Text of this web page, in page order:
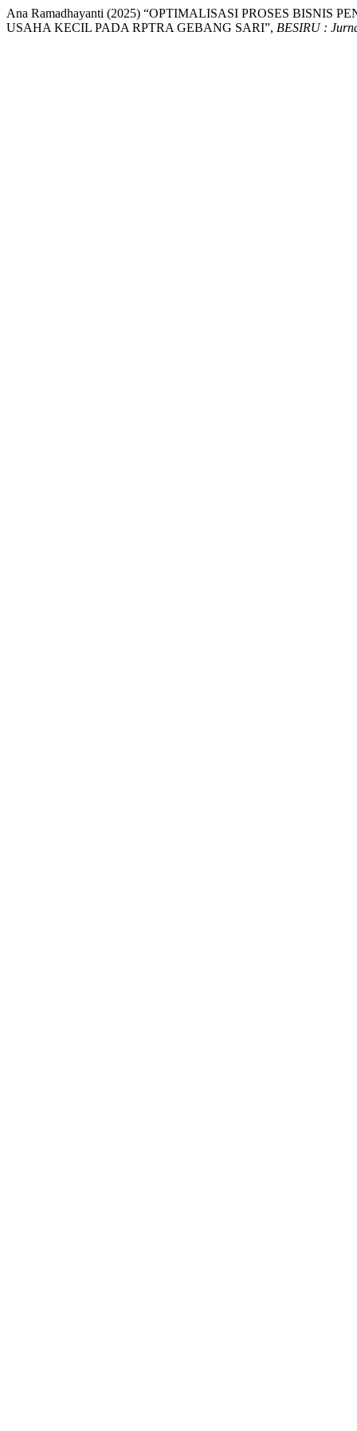
Ana Ramadhayanti (2025) “OPTIMALISASI PROSES
USAHA KECIL PADA RPTRA GEBANG SARI”, BESIRU :